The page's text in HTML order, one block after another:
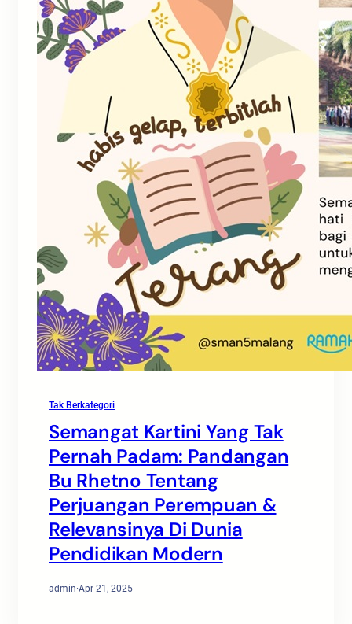
Tak Berkategori
Semangat Kartini Yang Tak
Pernah Padam: Pandangan
Bu Rhetno Tentang
Perjuangan Perempuan &
Relevansinya Di Dunia
Pendidikan Modern
admin·Apr 21, 2025